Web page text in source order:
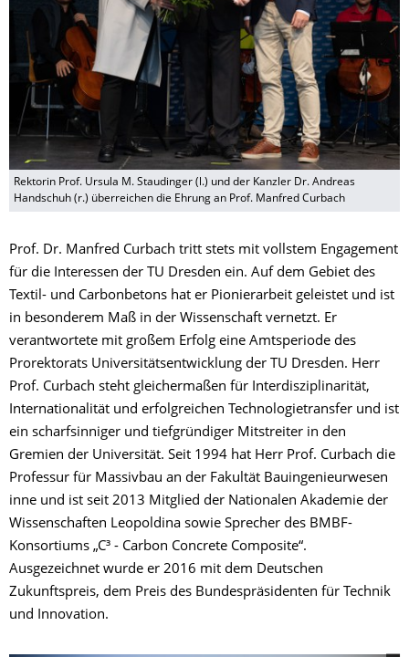
Rektorin Prof. Ursula M. Staudinger (l.) und der Kanzler Dr. Andreas
Handschuh (r.) überreichen die Ehrung an Prof. Manfred Curbach
Prof. Dr. Manfred Curbach tritt stets mit vollstem Engagement
für die Interessen der TU Dresden ein. Auf dem Gebiet des
Textil- und Carbonbetons hat er Pionierarbeit geleistet und ist
in besonderem Maß in der Wissenschaft vernetzt. Er
verantwortete mit großem Erfolg eine Amtsperiode des
Prorektorats Universitätsentwicklung der TU Dresden. Herr
Prof. Curbach steht gleichermaßen für Interdisziplinarität,
Internationalität und erfolgreichen Technologietransfer und ist
ein scharfsinniger und tiefgründiger Mitstreiter in den
Gremien der Universität. Seit 1994 hat Herr Prof. Curbach die
Professur für Massivbau an der Fakultät Bauingenieurwesen
inne und ist seit 2013 Mitglied der Nationalen Akademie der
Wissenschaften Leopoldina sowie Sprecher des BMBF-
Konsortiums „C³ - Carbon Concrete Composite“.
Ausgezeichnet wurde er 2016 mit dem Deutschen
Zukunftspreis, dem Preis des Bundespräsidenten für Technik
und Innovation.